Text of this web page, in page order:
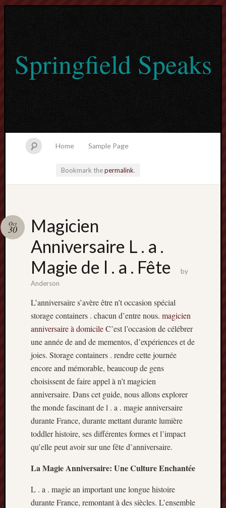
Springfield Speaks
Home Sample Page
Bookmark thepermalink.
Magicien
Anniversaire L . a .
Magie de l . a . Fête
Oct
30
by
Anderson
L’anniversaire s’avère être n’t occasion spécial
storage containers . chacun d’entre nous. magicien
anniversaire à domicileC’est l’occasion de célébrer
une année de and de mementos, d’expériences et de
joies. Storage containers . rendre cette journée
encore and mémorable, beaucoup de gens
choisissent de faire appel à n’t magicien
anniversaire. Dans cet guide, nous allons explorer
the monde fascinant de l . a . magie anniversaire
durante France, durante mettant durante lumière
toddler histoire, ses différentes formes et l’impact
qu’elle peut avoir sur une fête d’anniversaire.
La Magie Anniversaire: Une Culture Enchantée
L . a . magie an important une longue histoire
durante France, remontant à des siècles. L’ensemble